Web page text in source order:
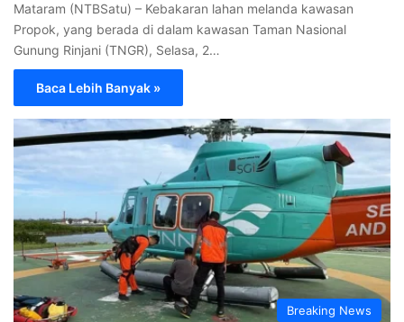
Mataram (NTBSatu) – Kebakaran lahan melanda kawasan
Propok, yang berada di dalam kawasan Taman Nasional
Gunung Rinjani (TNGR), Selasa, 2…
Baca Lebih Banyak »
Breaking News